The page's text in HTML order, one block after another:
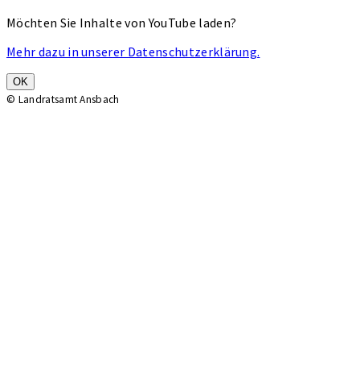
Möchten Sie Inhalte von YouTube laden?
Mehr dazu in unserer Datenschutzerklärung.
OK
© Landratsamt Ansbach